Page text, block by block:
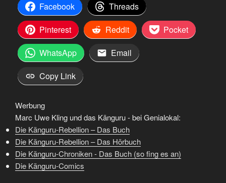
Facebook
Threads
Pinterest
Reddit
Pocket
WhatsApp
Email
Copy Link
Werbung
Marc Uwe Kling und das Känguru - bei Genialokal:
Die Känguru-Rebellion – Das Buch
Die Känguru-Rebellion – Das Hörbuch
Die Känguru-Chroniken - Das Buch (so fing es an)
Die Känguru-Comics